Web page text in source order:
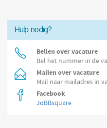
Hulp nodig?
Bellen over vacature
Bel het nummer in de
Mailen over vacature
Mail naar mailadres in
Facebook
JoBBsquare